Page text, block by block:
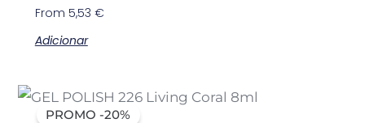
From 5,53 €
Adicionar
PROMO -20%